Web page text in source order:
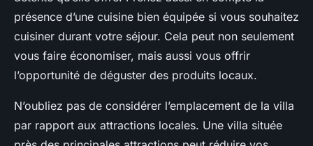
présence d’une cuisine bien équipée si vous souhaitez
cuisiner durant votre séjour. Cela peut non seulement
vous faire économiser, mais aussi vous offrir
l’opportunité de déguster des produits locaux.
N’oubliez pas de considérer l’emplacement de la villa
par rapport aux attractions locales. Une villa située